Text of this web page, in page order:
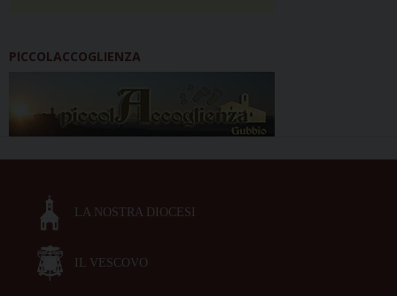
PICCOLACCOGLIENZA
LA NOSTRA DIOCESI
IL VESCOVO